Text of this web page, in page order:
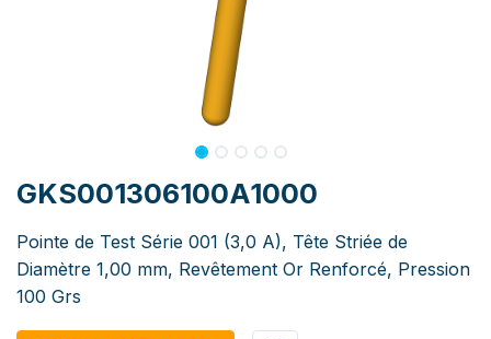
GKS001306100A1000
Pointe de Test Série 001 (3,0 A), Tête Striée de
Diamètre 1,00 mm, Revêtement Or Renforcé, Pression
100 Grs